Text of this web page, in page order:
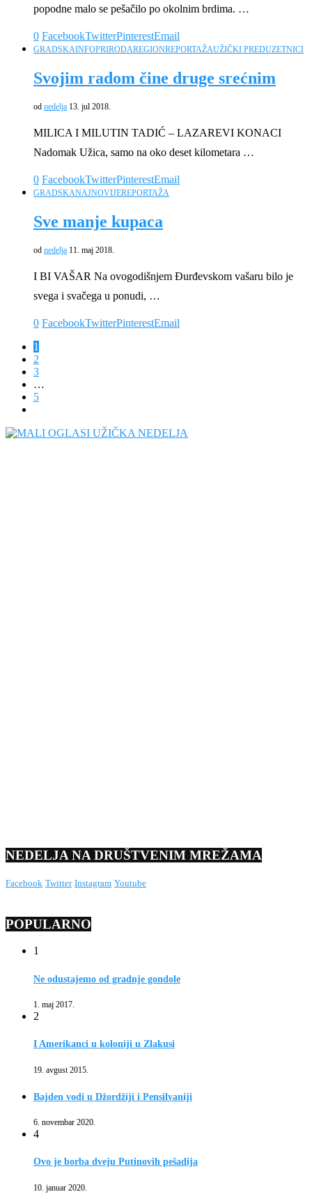
popodne malo se pešačilo po okolnim brdima. …
0 FacebookTwitterPinterestEmail
GRADSKAINFOPRIRODAREGIONREPORTAŽAUŽIČKI PREDUZETNICI
Svojim radom čine druge srećnim
od nedelja 13. jul 2018.
MILICA I MILUTIN TADIĆ – LAZAREVI KONACI
Nadomak Užica, samo na oko deset kilometara …
0 FacebookTwitterPinterestEmail
GRADSKANAJNOVIJEREPORTAŽA
Sve manje kupaca
od nedelja 11. maj 2018.
I BI VAŠAR Na ovogodišnjem Đurđevskom vašaru bilo je
svega i svačega u ponudi, …
0 FacebookTwitterPinterestEmail
1
2
3
…
5
NEDELJA NA DRUŠTVENIM MREŽAMA
Facebook Twitter Instagram Youtube
POPULARNO
1
Ne odustajemo od gradnje gondole
1. maj 2017.
2
I Amerikanci u koloniji u Zlakusi
19. avgust 2015.
Bajden vodi u Džordžiji i Pensilvaniji
6. novembar 2020.
4
Ovo je borba dveju Putinovih pešadija
10. januar 2020.